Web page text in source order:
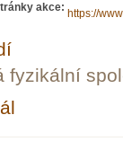
akce:
https://
fyzikální